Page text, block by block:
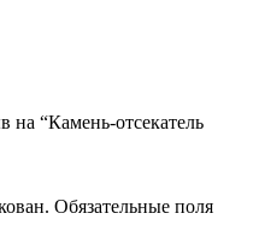
на “Камень-отсекатель
Обязательные поля